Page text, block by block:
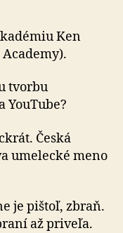
Ken
tvorbu
YouTube?
Česká
umelecké meno
je pištoľ, zbraň.
až priveľa.